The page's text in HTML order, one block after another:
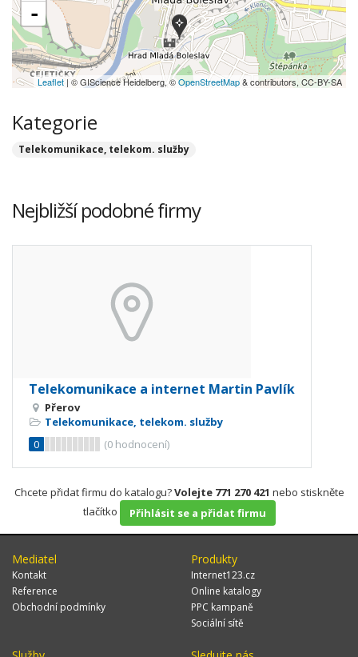
-
Leaflet | © GIScience Heidelberg, ©OpenStreetMap& contributors, CC-BY-SA
Kategorie
Telekomunikace, telekom. služby
Nejbližší podobné firmy
Telekomunikace a internet Martin Pavlík
Přerov
Telekomunikace, telekom. služby
0
(0 hodnocení)
Chcete přidat firmu do katalogu?Volejte 771 270 421 nebo stiskněte
tlačítko
Přihlásit se a přidat firmu
Mediatel
Kontakt
Reference
Obchodní podmínky
Produkty
Internet123.cz
Online katalogy
PPC kampaně
Sociální sítě